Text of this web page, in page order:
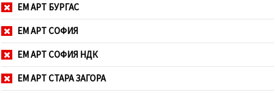
ЕМ АРТ БУРГАС
ЕМ АРТ СОФИЯ
ЕМ АРТ СОФИЯ НДК
ЕМ АРТ СТАРА ЗАГОРА